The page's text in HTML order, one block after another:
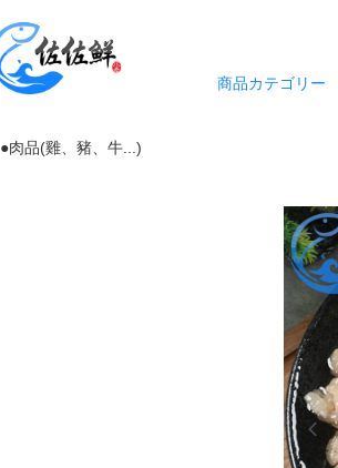
商品カテゴリー
●肉品(雞、豬、牛...)